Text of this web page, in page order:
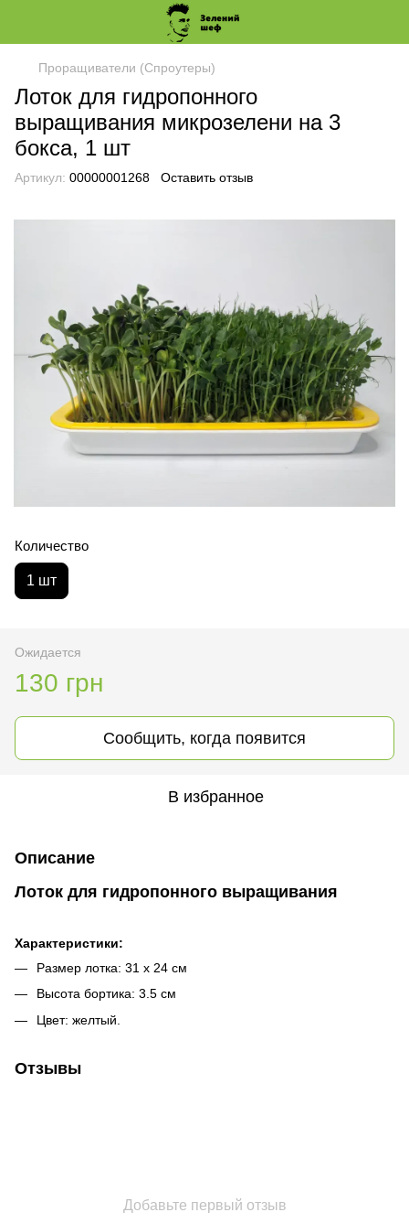
Проращиватели (Спроутеры)
Лоток для гидропонного
выращивания микрозелени на 3
бокса, 1 шт
Артикул: 00000001268 Оставить отзыв
Количество
1 шт
Ожидается
130 грн
Сообщить, когда появится
В избранное
Описание
Лоток для гидропонного выращивания
Характеристики:
Размер лотка: 31 х 24 см
Высота бортика: 3.5 см
Цвет: желтый.
Отзывы
Добавьте первый отзыв